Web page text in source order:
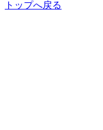
トップへ戻る